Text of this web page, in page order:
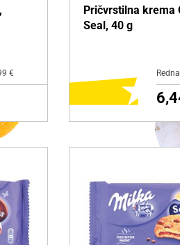
€
DODAJ NA
Več o izdelku
Pričvrstilna krema
Seal, 40 g